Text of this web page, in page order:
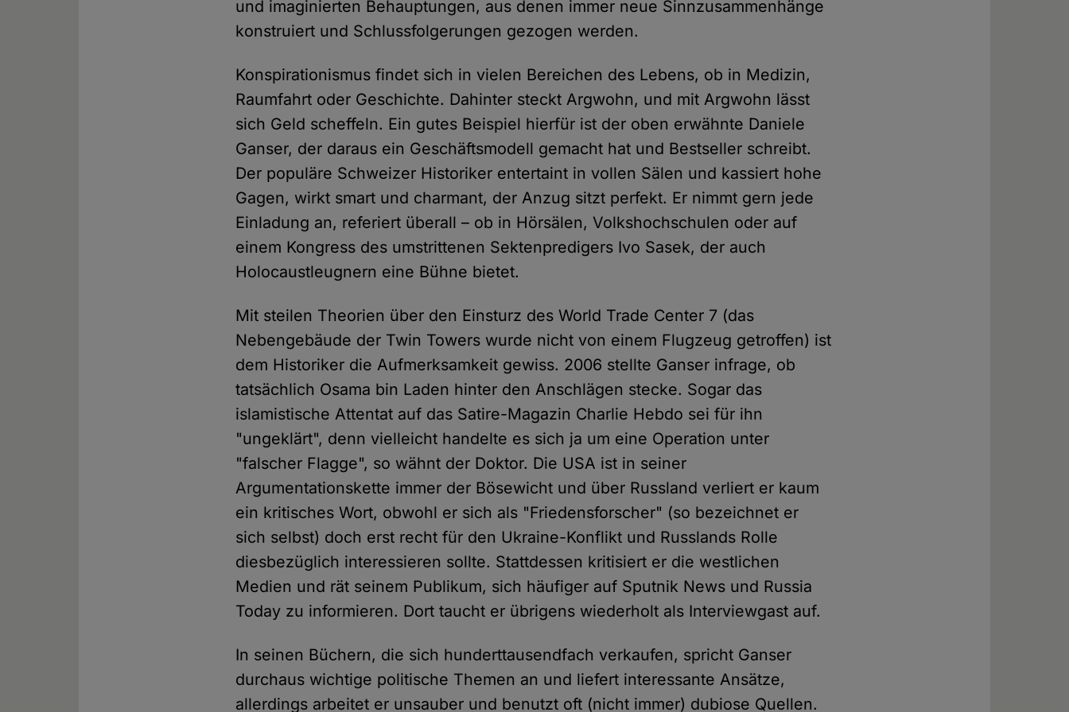
und imaginierten Behauptungen, aus denen immer neue Sinnzusammenhänge
konstruiert und Schlussfolgerungen gezogen werden.
Konspirationismus findet sich in vielen Bereichen des Lebens, ob in Medizin,
Raumfahrt oder Geschichte. Dahinter steckt Argwohn, und mit Argwohn lässt
sich Geld scheffeln. Ein gutes Beispiel hierfür ist der oben erwähnte Daniele
Ganser, der daraus ein Geschäftsmodell gemacht hat und Bestseller schreibt.
Der populäre Schweizer Historiker entertaint in vollen Sälen und kassiert hohe
Gagen, wirkt smart und charmant, der Anzug sitzt perfekt. Er nimmt gern jede
Einladung an, referiert überall – ob in Hörsälen, Volkshochschulen oder auf
einem Kongress des umstrittenen Sektenpredigers Ivo Sasek, der auch
Holocaustleugnern eine Bühne bietet.
Mit steilen Theorien über den Einsturz des World Trade Center 7 (das
Nebengebäude der Twin Towers wurde nicht von einem Flugzeug getroffen) ist
dem Historiker die Aufmerksamkeit gewiss. 2006 stellte Ganser infrage, ob
tatsächlich Osama bin Laden hinter den Anschlägen stecke. Sogar das
islamistische Attentat auf das Satire-Magazin Charlie Hebdo sei für ihn
"ungeklärt", denn vielleicht handelte es sich ja um eine Operation unter
"falscher Flagge", so wähnt der Doktor. Die USA ist in seiner
Argumentationskette immer der Bösewicht und über Russland verliert er kaum
ein kritisches Wort, obwohl er sich als "Friedensforscher" (so bezeichnet er
sich selbst) doch erst recht für den Ukraine-Konflikt und Russlands Rolle
diesbezüglich interessieren sollte. Stattdessen kritisiert er die westlichen
Medien und rät seinem Publikum, sich häufiger auf Sputnik News und Russia
Today zu informieren. Dort taucht er übrigens wiederholt als Interviewgast auf.
In seinen Büchern, die sich hunderttausendfach verkaufen, spricht Ganser
durchaus wichtige politische Themen an und liefert interessante Ansätze,
allerdings arbeitet er unsauber und benutzt oft (nicht immer) dubiose Quellen.